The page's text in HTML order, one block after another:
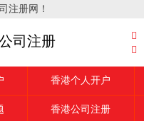
注册网！
司注册
香港个人开户
香港公司注册